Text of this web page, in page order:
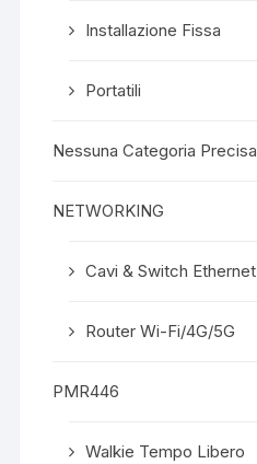
Installazione Fissa
Portatili
Nessuna Categoria Precisa
NETWORKING
Cavi & Switch Ethernet
Router Wi-Fi/4G/5G
PMR446
Walkie Tempo Libero